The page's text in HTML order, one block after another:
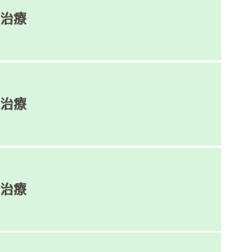
療
療
療